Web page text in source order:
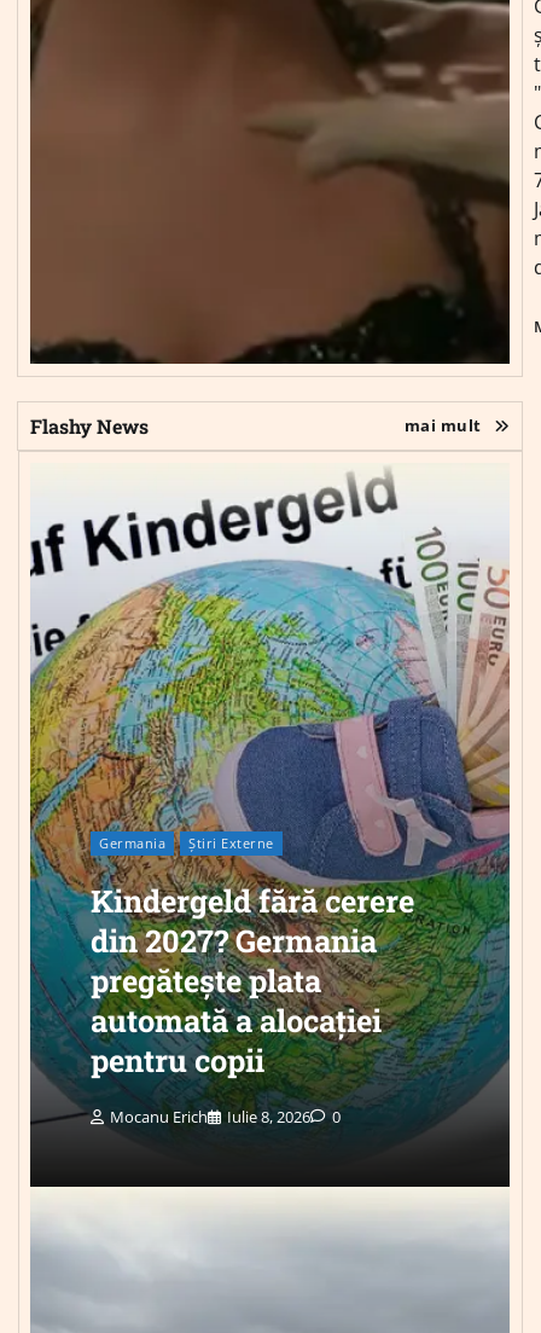
Flashy News mai mult
Germania Știri Externe
Kindergeld fără cerere
din 2027? Germania
pregătește plata
automată a alocației
pentru copii
Mocanu Erich Iulie 8, 2026 0